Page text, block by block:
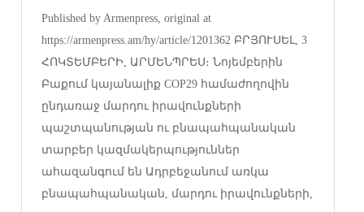
Published by Armenpress, original at
https://armenpress.am/hy/article/1201362 ԲՐՅՈՒՍԵԼ, 3
ՀՈԿՏԵՄԲԵՐԻ, ԱՐՄԵՆՊՐԵՍ։ Նոյեմբերին
Բաքում կայանալիք COP29 համաժողովին
ընդառաջ մարդու իրավունքների
պաշտպանության ու բնապահպանական
տարբեր կազմակերպություններ
ահազանգում են Ադրբեջանում առկա
բնապահպանական, մարդու իրավունքների,